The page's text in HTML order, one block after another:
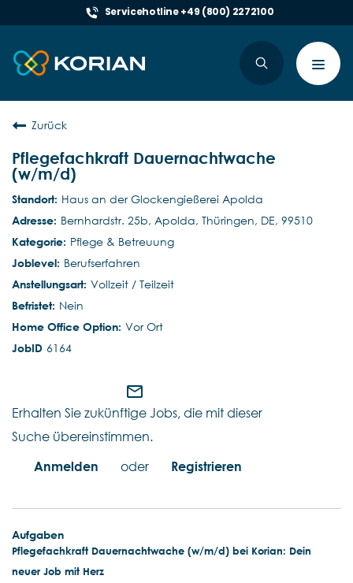
Servicehotline +49 (800) 2272100
Zurück
Pflegefachkraft Dauernachtwache
(w/m/d)
Haus an der Glockengießerei Apolda
Bernhardstr. 25b, Apolda, Thüringen, DE, 99510
Pflege & Betreuung
Berufserfahren
Vollzeit / Teilzeit
Nein
Vor Ort
6164
mail_outline
Erhalten Sie zukünftige Jobs, die mit dieser
Suche übereinstimmen.
Anmelden
oder Registrieren
Aufgaben
Pflegefachkraft Dauernachtwache (w/m/d) bei Korian: Dein
neuer Job mit Herz